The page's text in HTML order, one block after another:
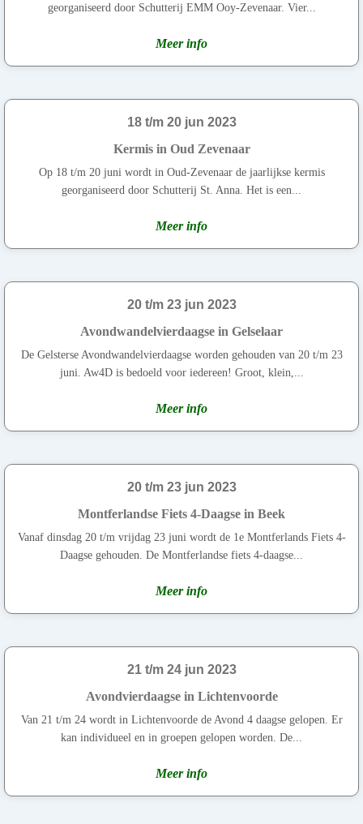
georganiseerd door Schutterij EMM Ooy-Zevenaar. Vier...
Meer info
18 t/m 20 jun 2023
Kermis in Oud Zevenaar
Op 18 t/m 20 juni wordt in Oud-Zevenaar de jaarlijkse kermis
georganiseerd door Schutterij St. Anna. Het is een...
Meer info
20 t/m 23 jun 2023
Avondwandelvierdaagse in Gelselaar
De Gelsterse Avondwandelvierdaagse worden gehouden van 20 t/m 23
juni. Aw4D is bedoeld voor iedereen! Groot, klein,...
Meer info
20 t/m 23 jun 2023
Montferlandse Fiets 4-Daagse in Beek
Vanaf dinsdag 20 t/m vrijdag 23 juni wordt de 1e Montferlands Fiets 4-
Daagse gehouden. De Montferlandse fiets 4-daagse...
Meer info
21 t/m 24 jun 2023
Avondvierdaagse in Lichtenvoorde
Van 21 t/m 24 wordt in Lichtenvoorde de Avond 4 daagse gelopen. Er
kan individueel en in groepen gelopen worden. De...
Meer info